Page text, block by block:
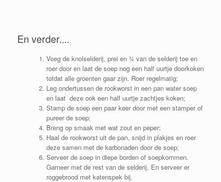
En verder....
Voeg de knolselderij, prei en ¾ van de selderij toe en
roer door en laat de soep nog een half uurtje doorkoken
totdat alle groenten gaar zijn. Roer regelmatig;
Leg ondertussen de rookworst in een pan water soep
en laat deze ook een half uurtje zachtjes koken;
Stamp de soep een paar keer door met een stamper of
pureer de soep;
Breng op smaak met wat zout en peper;
Haal de rookworst uit de pan, snijd in plakjes en roer
deze samen met de karbonaden door de soep;
Serveer de soep in diepe borden of soepkommen.
Garneer met de rest van de selderij. En serveer er
roggebrood met katenspek bij.